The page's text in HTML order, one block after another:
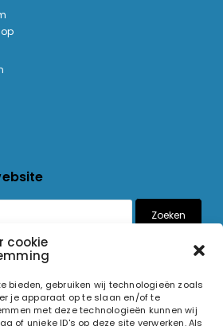
cookie
bieden, gebruiken wij technologieën zoals
je apparaat op te slaan en/of te
met deze technologieën kunnen wij
of unieke ID's op deze site verwerken. Als
Zoeken